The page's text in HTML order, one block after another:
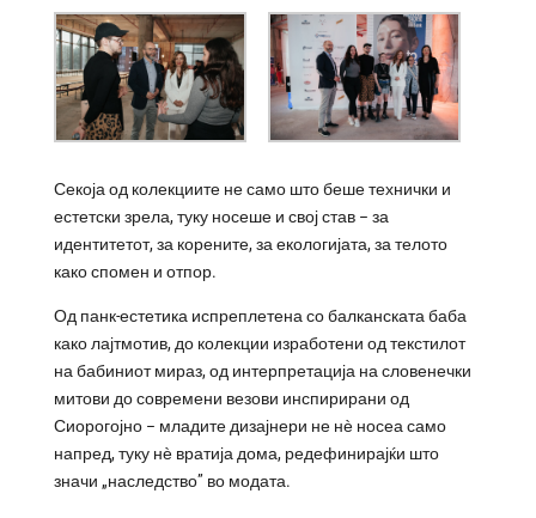
Секоја од колекциите не само што беше технички и
естетски зрела, туку носеше и свој став – за
идентитетот, за корените, за екологијата, за телото
како спомен и отпор.
Од панк-естетика испреплетена со балканската баба
како лајтмотив, до колекции изработени од текстилот
на бабиниот мираз, од интерпретација на словенечки
митови до современи везови инспирирани од
Сиорогојно – младите дизајнери не нѐ носеа само
напред, туку нѐ вратија дома, редефинирајќи што
значи „наследство” во модата.